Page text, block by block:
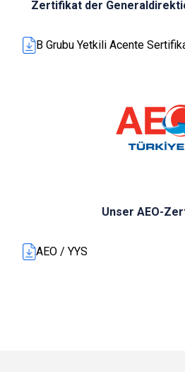
Zertifikat der
B Grubu Yetkili Acente
Unser AEO-
AEO / YYS